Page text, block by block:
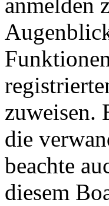
anmelden
zuweisen.
die
beachte
diesem